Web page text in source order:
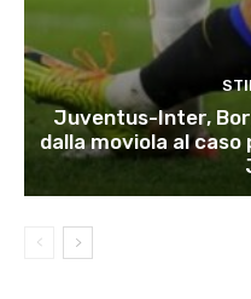
Juventus-Inter,
dalla moviola al